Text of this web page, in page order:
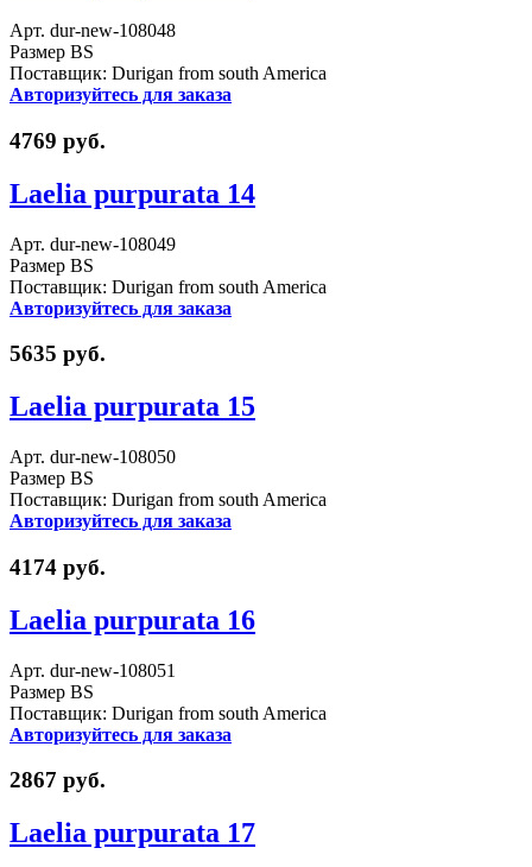
Арт. dur-new-108048
Размер BS
Поставщик: Durigan from south America
Авторизуйтесь для заказа
4769 руб.
Laelia purpurata 14
Арт. dur-new-108049
Размер BS
Поставщик: Durigan from south America
Авторизуйтесь для заказа
5635 руб.
Laelia purpurata 15
Арт. dur-new-108050
Размер BS
Поставщик: Durigan from south America
Авторизуйтесь для заказа
4174 руб.
Laelia purpurata 16
Арт. dur-new-108051
Размер BS
Поставщик: Durigan from south America
Авторизуйтесь для заказа
2867 руб.
Laelia purpurata 17